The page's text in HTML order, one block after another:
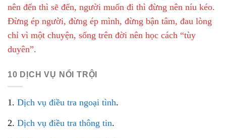
nên đến thì sẽ đến, người muốn đi thì đừng nên níu kéo.
Đừng ép người, đừng ép mình, đừng bận tâm, đau lòng
chỉ vì một chuyện, sống trên đời nên học cách “tùy
duyên”.
10 DỊCH VỤ NỔI TRỘI
1. Dịch vụ điều tra ngoại tình.
2. Dịch vụ điều tra thông tin.